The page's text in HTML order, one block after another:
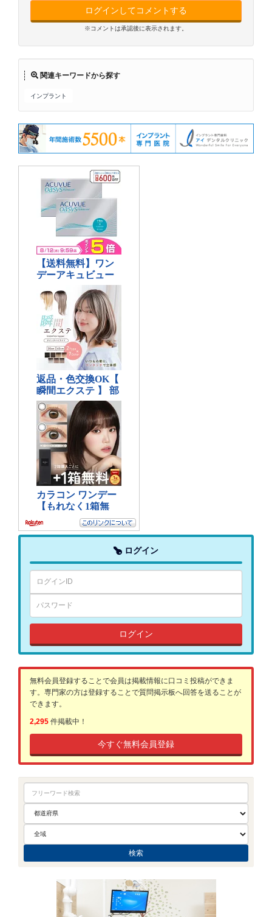
ログインしてコメントする
※コメントは承認後に表示されます。
関連キーワードから探す
インプラント
ログイン
ログイン
無料会員登録することで会員は掲載情報に口コミ投稿ができま
す。専門家の方は登録することで質問掲示板へ回答を送ることが
できます。
2,295 件掲載中！
今すぐ無料会員登録